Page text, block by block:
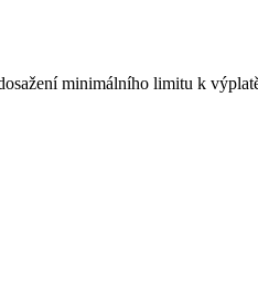
minimálního limitu k